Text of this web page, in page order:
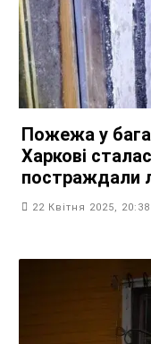
Пожежа у
Харкові
постраждали
22 Квітня 2025, 20:38